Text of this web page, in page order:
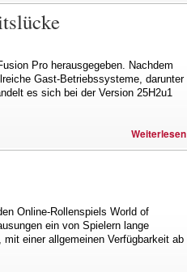
Pro herausgegeben. Nachdem
Gast-Betriebssysteme, darunter
es sich bei der Version 25H2u1
Weiterlesen
Online-Rollenspiels World of
ein von Spielern lange
einer allgemeinen Verfügbarkeit ab